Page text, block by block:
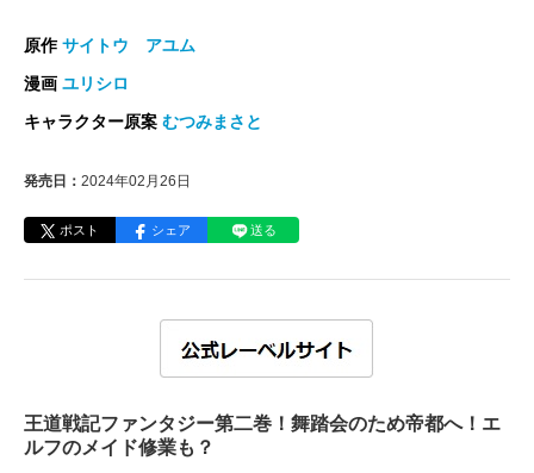
原作サイトウ アユム
漫画 ユリシロ
キャラクター原案 むつみまさと
発売日： 2024年02月26日
ポスト シェア 送る
王道戦記ファンタジー第二巻！舞踏会のため帝都へ！エ
ルフのメイド修業も？